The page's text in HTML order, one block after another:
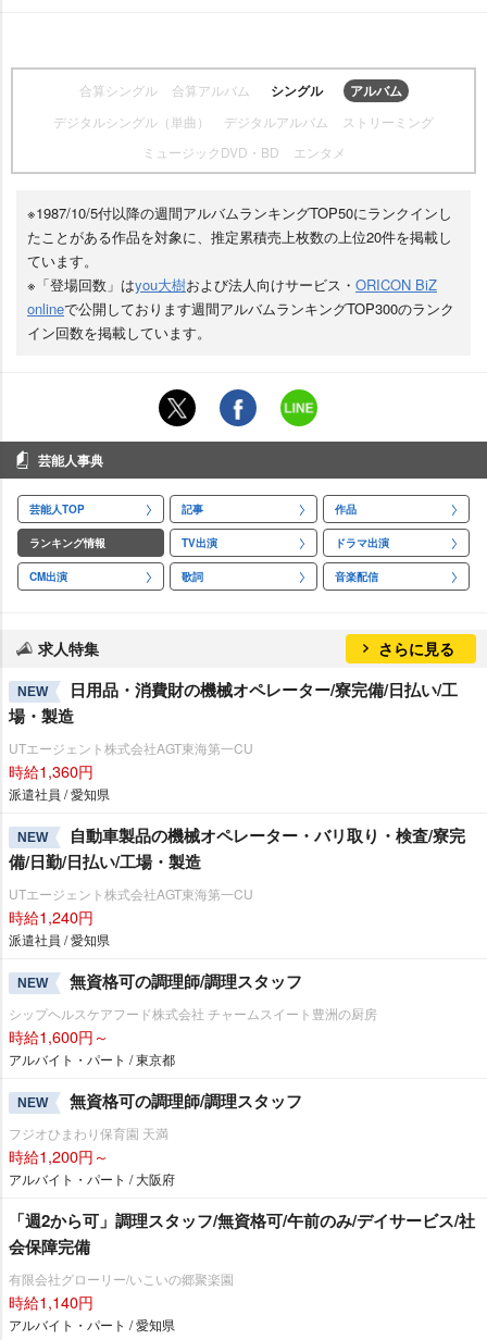
合算シングル 合算アルバム シングル アルバム
デジタルシングル（単曲） デジタルアルバム
ストリーミング
ミュージックDVD・BD
エンタメ
※1987/10/5付以降の週間アルバムランキングTOP50にランクインし
たことがある作品を対象に、推定累積売上枚数の上位20件を掲載し
ています。
※「登場回数」はyou大樹および法人向けサービス・ ORICON BiZ
onlineで公開しております週間アルバムランキングTOP300のランク
イン回数を掲載しています。
芸能人事典
芸能人TOP 記事 作品
ランキング情報 TV出演 ドラマ出演
CM出演 歌詞 音楽配信
求人特集 さらに見る
NEW
日用品・消費財の機械オペレーター/寮完備/日払い/工
場・製造
UTエージェント株式会社AGT東海第一CU
時給1,360円
派遣社員 / 愛知県
NEW
自動車製品の機械オペレーター・バリ取り・検査/寮完
備/日勤/日払い/工場・製造
UTエージェント株式会社AGT東海第一CU
時給1,240円
派遣社員 / 愛知県
NEW 無資格可の調理師/調理スタッフ
シップヘルスケアフード株式会社 チャームスイート豊洲の厨房
時給1,600円～
アルバイト・パート / 東京都
NEW 無資格可の調理師/調理スタッフ
フジオひまわり保育園 天満
時給1,200円～
アルバイト・パート / 大阪府
「週2から可」調理スタッフ/無資格可/午前のみ/デイサービス/社
会保障完備
有限会社グローリー/いこいの郷聚楽園
時給1,140円
アルバイト・パート / 愛知県